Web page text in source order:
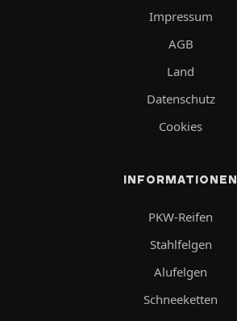
Impressum
AGB
Land
Datenschutz
Cookies
INFORMATIONEN
PKW-Reifen
Stahlfelgen
Alufelgen
Schneeketten